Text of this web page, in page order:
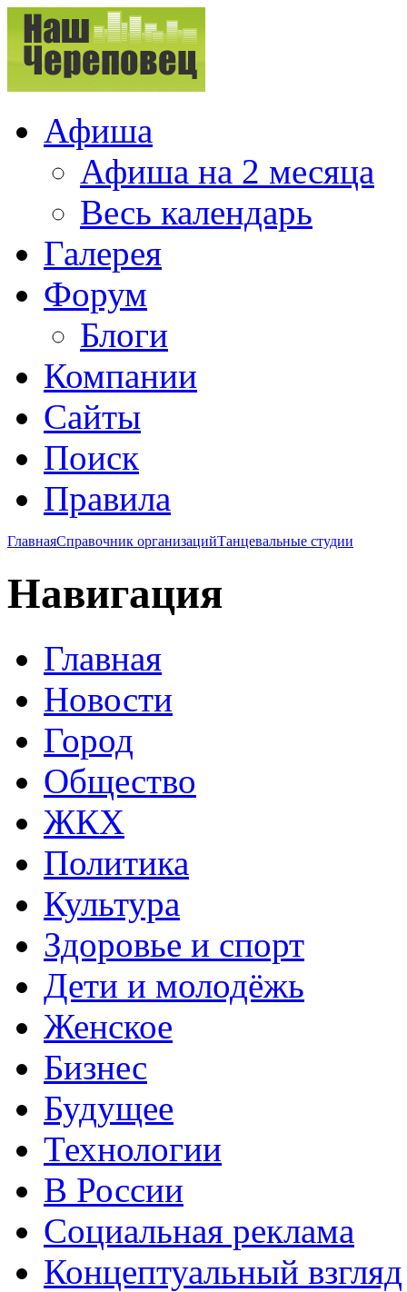
Афиша
Афиша на 2 месяца
Весь календарь
Галерея
Форум
Блоги
Компании
Сайты
Поиск
Правила
ГлавнаяСправочник организацийТанцевальные студии
Навигация
Главная
Новости
Город
Общество
ЖКХ
Политика
Культура
Здоровье и спорт
Дети и молодёжь
Женское
Бизнес
Будущее
Технологии
В России
Социальная реклама
Концептуальный взгляд